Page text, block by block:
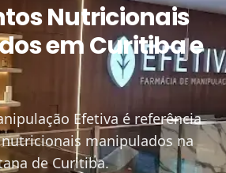
Nutricionais
emCuritiba e
Efetiva é referência
manipulados na
de Curitiba.